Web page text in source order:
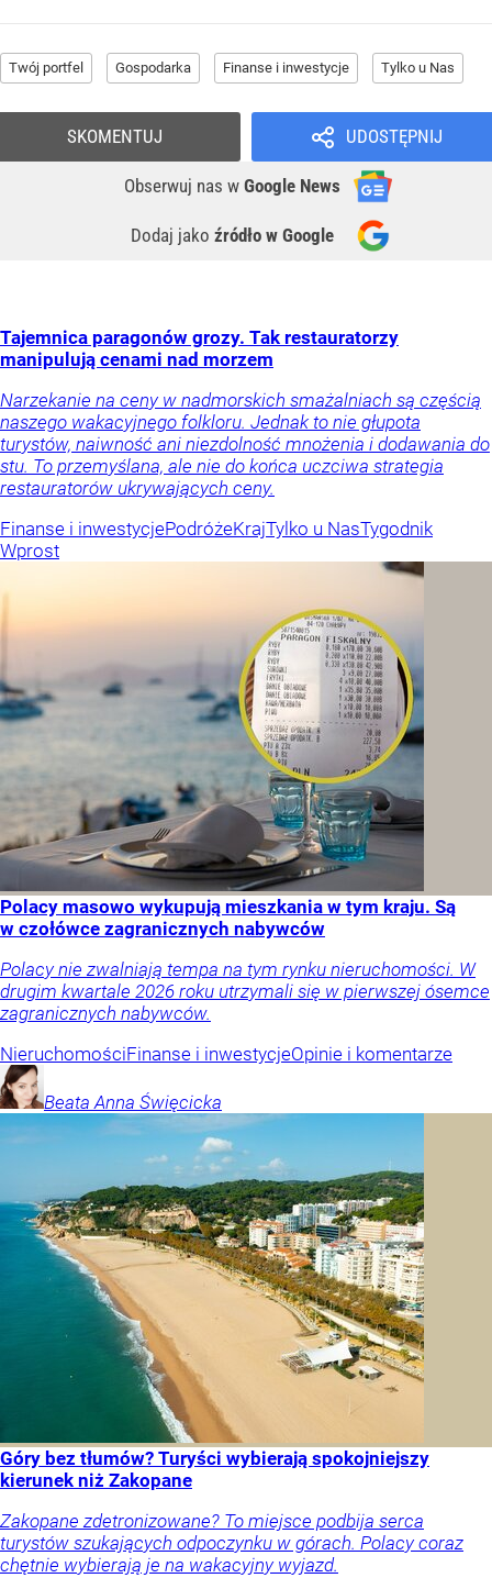
Twój portfel Gospodarka Finanse i inwestycje Tylko u Nas
UDOSTĘPNIJ
Obserwuj nas w Google News
Dodaj jako źródło w Google
SKOMENTUJ
Tajemnica paragonów grozy. Tak restauratorzy
manipulują cenami nad morzem
Narzekanie na ceny w nadmorskich smażalniach są częścią
naszego wakacyjnego folkloru. Jednak to nie głupota
turystów, naiwność ani niezdolność mnożenia i dodawania do
stu. To przemyślana, ale nie do końca uczciwa strategia
restauratorów ukrywających ceny.
Finanse i inwestycjePodróżeKrajTylko u NasTygodnik
Wprost
Polacy masowo wykupują mieszkania w tym kraju. Są
w czołówce zagranicznych nabywców
Polacy nie zwalniają tempa na tym rynku nieruchomości. W
drugim kwartale 2026 roku utrzymali się w pierwszej ósemce
zagranicznych nabywców.
NieruchomościFinanse i inwestycjeOpinie i komentarze
Beata Anna Święcicka
Góry bez tłumów? Turyści wybierają spokojniejszy
kierunek niż Zakopane
Zakopane zdetronizowane? To miejsce podbija serca
turystów szukających odpoczynku w górach. Polacy coraz
chętnie wybierają je na wakacyjny wyjazd.